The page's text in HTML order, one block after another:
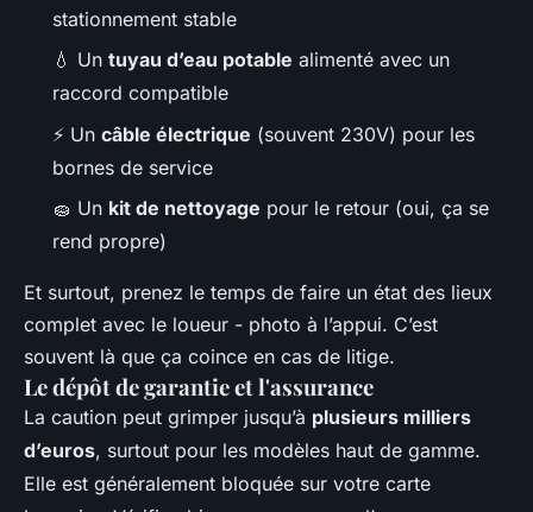
stationnement stable
💧 Un tuyau d’eau potable alimenté avec un
raccord compatible
⚡ Un câble électrique (souvent 230V) pour les
bornes de service
🧽 Un kit de nettoyage pour le retour (oui, ça se
rend propre)
Et surtout, prenez le temps de faire un état des lieux
complet avec le loueur - photo à l’appui. C’est
souvent là que ça coince en cas de litige.
Le dépôt de garantie et l'assurance
La caution peut grimper jusqu’à plusieurs milliers
d’euros, surtout pour les modèles haut de gamme.
Elle est généralement bloquée sur votre carte